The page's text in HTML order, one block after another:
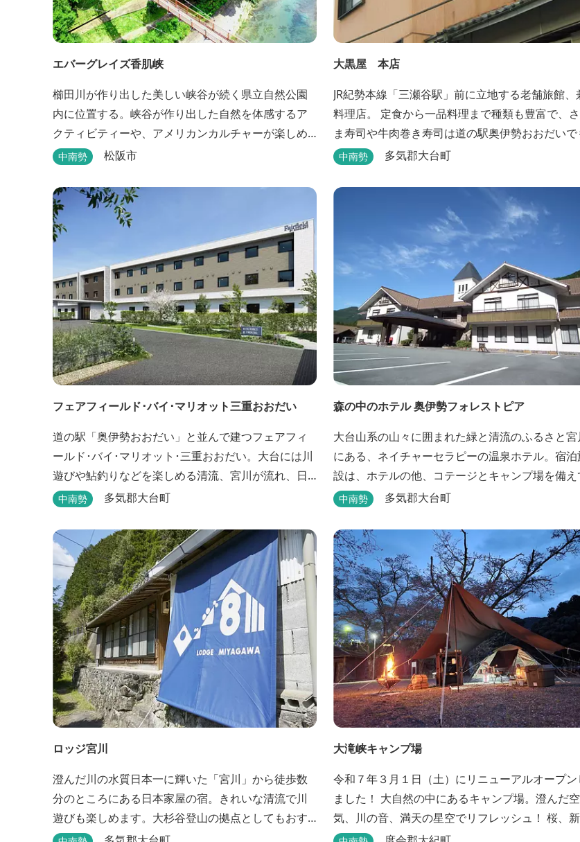
エバーグレイズ香肌峡
櫛田川が作り出した美しい峡谷が続く県立自然公園
内に位置する。峡谷が作り出した自然を体感するア
クティビティーや、アメリカンカルチャーが楽しめ
るイベント、櫛田川を眺めながら味わう本格的なア
光情報は、松阪観光インフォメーションサイト ワ
クワ...
中南勢 松阪市
大黒屋 本店
JR紀勢本線「三瀬谷駅」前に立地する老舗旅館、
料理店。 定食から一品料理まで種類も豊富で、
ま寿司や牛肉巻き寿司は道の駅奥伊勢おおだいで
販売されており、人気が高い。
中南勢 多気郡大台町
フェアフィールド･バイ･マリオット三重おおだい
道の駅「奥伊勢おおだい」と並んで建つフェアフィ
ールド･バイ･マリオット･三重おおだい。大台には川
遊びや鮎釣りなどを楽しめる清流、宮川が流れ、日
本屈指の峡谷コースである大杉谷登山道や、登山初
なります。 日本の滝百選に選ばれている七ッ釜滝な
ど、大自然が作り出す四季折々の景観は実に壮大で
す。身も心もリフレッシュする旅の拠点として、当
ホテルは快適さを追...
中南勢 多気郡大台町
森の中のホテル 奥伊勢フォレストピア
大台山系の山々に囲まれた緑と清流のふるさと宮
にある、ネイチャーセラピーの温泉ホテル。宿泊
設は、ホテルの他、コテージとキャンプ場を備え
います。 施設内に宮川の支流が流れ、川遊びができ
ープでもアクティビティを楽しめます。 ディナーは
併設の「レストラン アンジュ」にて、地元の食材
ていねいに調理したフレンチフルコースをお召し
がりい...
中南勢 多気郡大台町
ロッジ宮川
澄んだ川の水質日本一に輝いた「宮川」から徒歩数
分のところにある日本家屋の宿。きれいな清流で川
遊びも楽しめます。大杉谷登山の拠点としてもおす
すめです。
大滝峡キャンプ場
令和７年３月１日（土）にリニューアルオープン
ました！ 大自然の中にあるキャンプ場。澄んだ空
気、川の音、満天の星空でリフレッシュ！ 桜、新
緑、紅葉と四季折々の景色を楽しむことができま